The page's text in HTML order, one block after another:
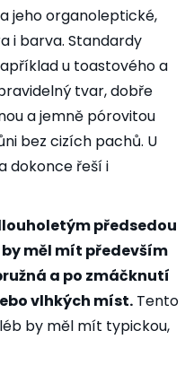
jeho organoleptické,
i barva. Standardy
u toastového a
tvar, dobře
a jemně pórovitou
bez cizích pachů. U
dokonce řeší i
předsedou
měl mít především
a po zmáčknutí
vlhkých míst. Tento
by měl mít typickou,